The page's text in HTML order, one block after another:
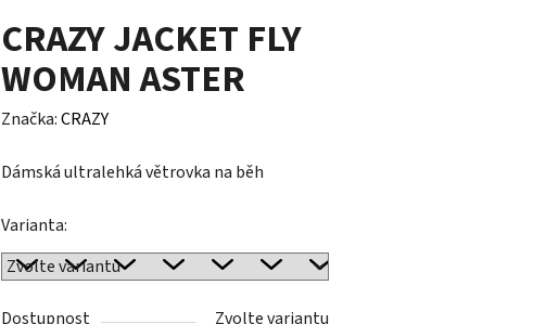
CRAZY JACKET FLY
WOMAN ASTER
Značka:CRAZY
Dámská ultralehká větrovka na běh
Varianta:
Dostupnost
Zvolte variantu